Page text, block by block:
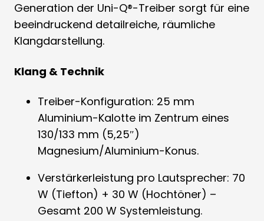
Generation der Uni-Q®-Treiber sorgt für eine
beeindruckend detailreiche, räumliche
Klangdarstellung.
Klang & Technik
Treiber-Konfiguration: 25 mm
Aluminium-Kalotte im Zentrum eines
130/133 mm (5,25″)
Magnesium/Aluminium-Konus.
Verstärkerleistung pro Lautsprecher: 70
W (Tiefton) + 30 W (Hochtöner) –
Gesamt 200 W Systemleistung.